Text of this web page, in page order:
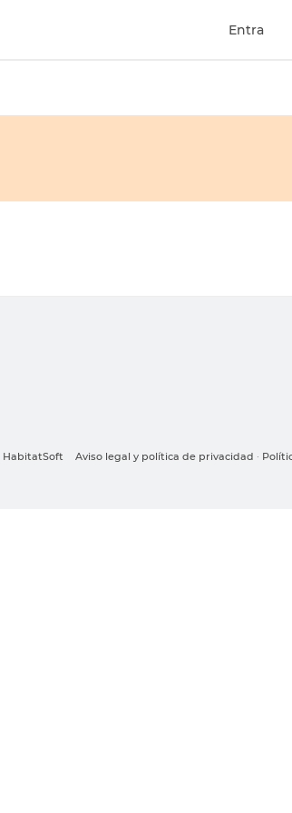
Entra
HabitatSoft Aviso legal y política de privacidad ·